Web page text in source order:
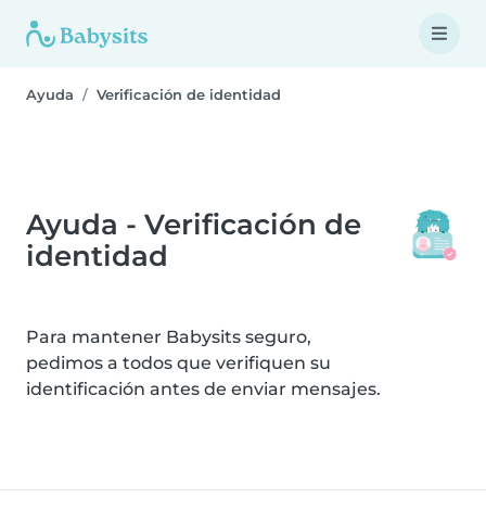
Ayuda Verificación de identidad
Ayuda - Verificación de
identidad
Para mantener Babysits seguro,
pedimos a todos que verifiquen su
identificación antes de enviar mensajes.